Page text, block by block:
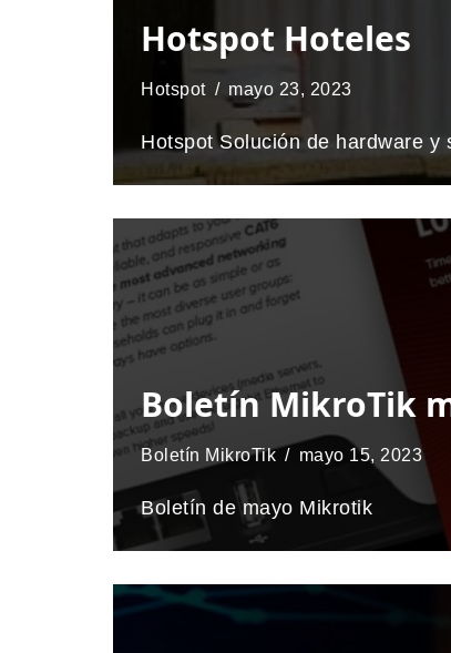
Hotspot Hoteles
Hotspot mayo 23, 2023
Hotspot Solución de hardware y
Boletín MikroTik
Boletín MikroTik mayo 15, 2023
Boletín de mayo Mikrotik